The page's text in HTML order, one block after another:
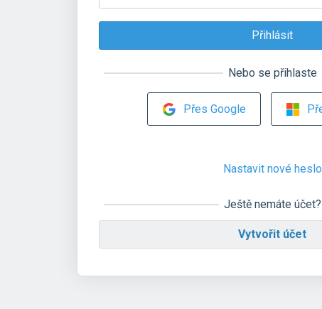
Nebo se přihlaste
Přes Google
Nastavit nové heslo
Ještě nemáte účet?
Vytvořit účet